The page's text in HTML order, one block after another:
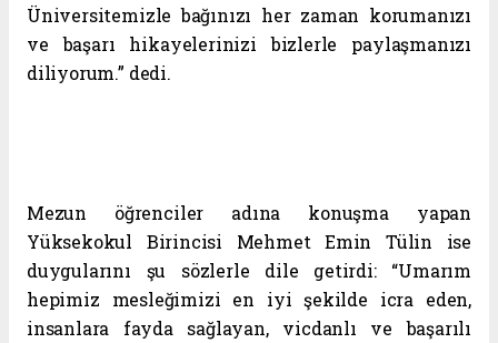
Üniversitemizle bağınızı her zaman korumanızı
ve başarı hikayelerinizi bizlerle paylaşmanızı
diliyorum.” dedi.
Mezun öğrenciler adına konuşma yapan
Yüksekokul Birincisi Mehmet Emin Tülin ise
duygularını şu sözlerle dile getirdi: “Umarım
hepimiz mesleğimizi en iyi şekilde icra eden,
insanlara fayda sağlayan, vicdanlı ve başarılı